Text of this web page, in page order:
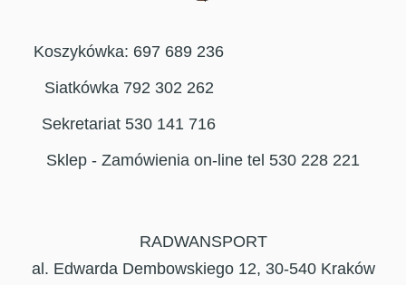
Koszykówka: 697 689 236
Siatkówka 792 302 262
Sekretariat 530 141 716
Sklep - Zamówienia on-line tel 530 228 221
RADWANSPORT
al. Edwarda Dembowskiego 12, 30-540 Kraków